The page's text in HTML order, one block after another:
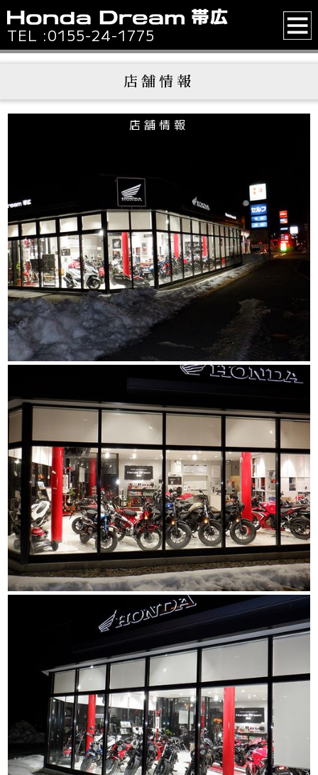
TEL :0155-24-1775
店舗情報
店舗情報